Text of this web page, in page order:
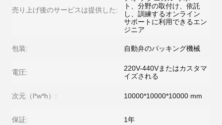
売り上げ後のサービスは提供した:
ト、分野の取付け、依託
し、訓練するオンライン
サポートに利用できるエン
ジニア
包装: 自動弁のパッキング機械
電圧:
220V-440Vまたはカスタマ
イズされる
次元（l*w*h）: 10000*10000*10000 mm
保証: 1年